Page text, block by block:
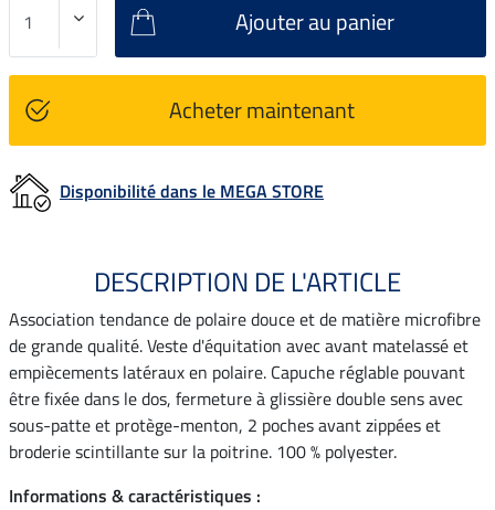
Ajouter au panier
Acheter maintenant
Disponibilité dans le MEGA STORE
DESCRIPTION DE L'ARTICLE
Association tendance de polaire douce et de matière microfibre
de grande qualité. Veste d'équitation avec avant matelassé et
empiècements latéraux en polaire. Capuche réglable pouvant
être fixée dans le dos, fermeture à glissière double sens avec
sous-patte et protège-menton, 2 poches avant zippées et
broderie scintillante sur la poitrine. 100 % polyester.
Informations & caractéristiques :